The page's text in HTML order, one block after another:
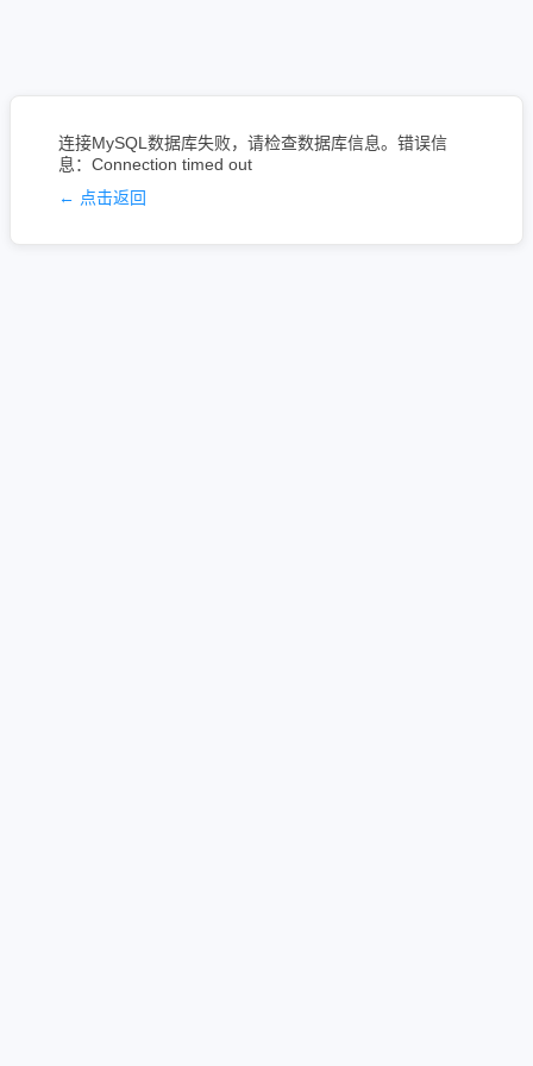
连接MySQL数据库失败，请检查数据库信息。错误信
息：Connection timed out
← 点击返回